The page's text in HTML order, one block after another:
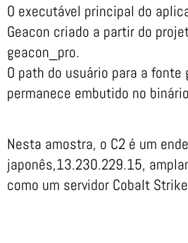
O executável principal do
Geacon criado a partir do
geacon_pro.
O path do usuário para a fonte
permanece embutido no binário
Nesta amostra, o C2 é um
japonês,13.230.229.15,
como um servidor Cobalt